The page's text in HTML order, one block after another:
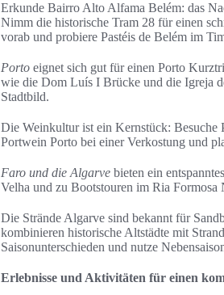
Erkunde Bairro Alto Alfama Belém: das
Nimm die historische Tram 28 für einen
vorab und probiere Pastéis de Belém im
Porto eignet sich gut für einen Porto
wie die Dom Luís I Brücke und die Igreja
Stadtbild.
Die Weinkultur ist ein Kernstück: Besuche
Portwein Porto bei einer Verkostung und
Faro und die Algarve bieten ein
Velha und zu Bootstouren im Ria
Die Strände Algarve sind bekannt für
kombinieren historische Altstädte mit
Saisonunterschieden und nutze
Erlebnisse und Aktivitäten für einen